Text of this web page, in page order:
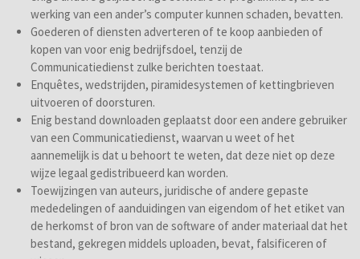
werking van een ander’s computer kunnen schaden, bevatten.
Goederen of diensten adverteren of te koop aanbieden of
kopen van voor enig bedrijfsdoel, tenzij de
Communicatiedienst zulke berichten toestaat.
Enquêtes, wedstrijden, piramidesystemen of kettingbrieven
uitvoeren of doorsturen.
Enig bestand downloaden geplaatst door een andere gebruiker
van een Communicatiedienst, waarvan u weet of het
aannemelijk is dat u behoort te weten, dat deze niet op deze
wijze legaal gedistribueerd kan worden.
Toewijzingen van auteurs, juridische of andere gepaste
mededelingen of aanduidingen van eigendom of het etiket van
de herkomst of bron van de software of ander materiaal dat het
bestand, gekregen middels uploaden, bevat, falsificeren of